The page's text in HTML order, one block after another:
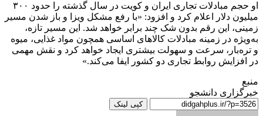
او حجم مبادلات تجاری ایران و کویت در سال گذشته را حدود ۳۰۰
میلیون دلار اعلام کرد و افزود: «با رفع مشکل ویزا و باز شدن مسیر
زمینی، این رقم بدون شک چند برابر خواهد شد. این مسیر تازه،
به‌ویژه در زمینه مبادلات کالا‌های اساسی همچون مواد غذایی، میوه
و تره‌بار، سرعت و سهولت بیشتری ایجاد خواهد کرد و نقش مهمی
در افزایش روابط تجاری دو کشور ایفا می‌کند.»
منبع
خبرگزاری دانشجو
کپی لینک